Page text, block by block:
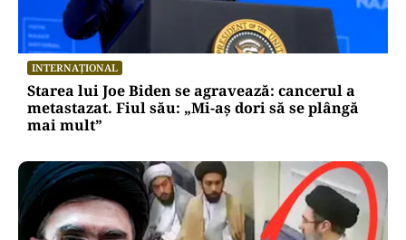
INTERNAȚIONAL
Starea lui Joe Biden se agravează: cancerul a
metastazat. Fiul său: „Mi-aș dori să se plângă
mai mult”